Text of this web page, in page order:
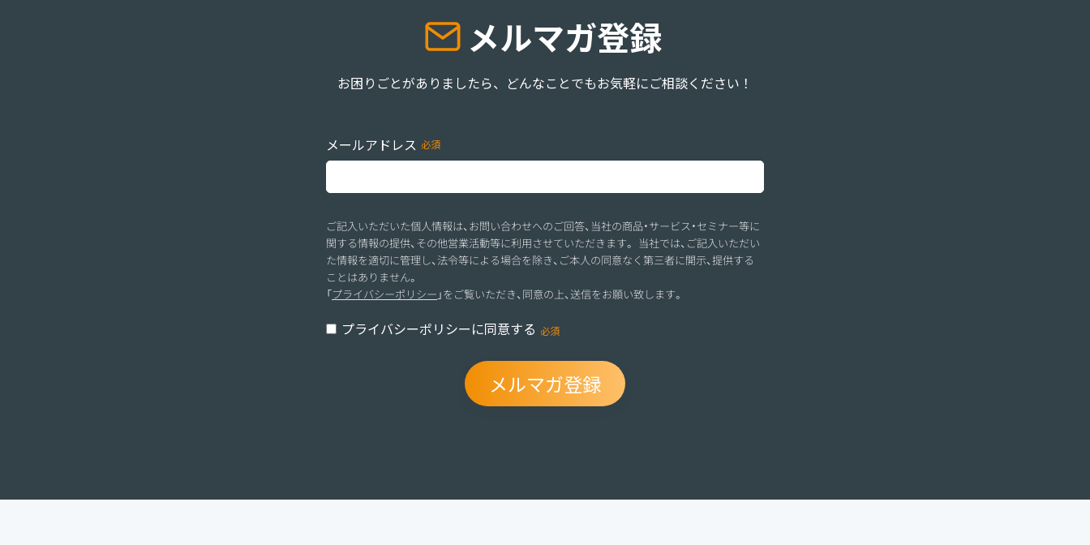
メルマガ登録
お困りごとがありましたら、どんなことでもお気軽にご相談ください！
メールアドレス
ご記入いただいた個人情報は、お問い合わせへのご回答、当社の商品・サービス・セミナー等に
関する情報の提供、その他営業活動等に利用させていただきます。 当社では、ご記入いただい
た情報を適切に管理し、法令等による場合を除き、ご本人の同意なく第三者に開示、提供する
ことはありません。
「プライバシーポリシー 」をご覧いただき、同意の上、送信をお願い致します。
プライバシーポリシーに同意する